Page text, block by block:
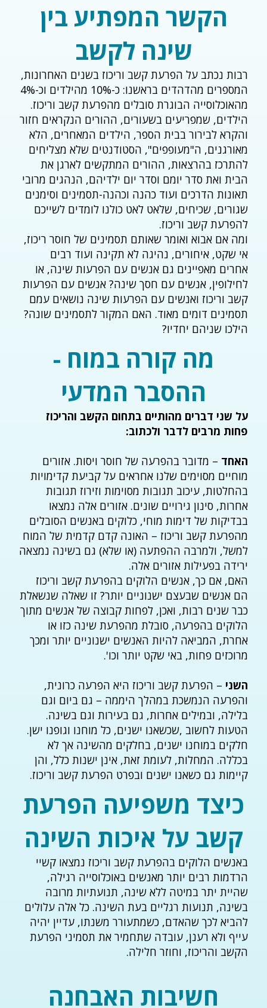
הקשר המפתיע בין
שינה לקשב
רבות נכתב על הפרעת קשב וריכוז בשנים האחרונות,
המספרים מהדהדים בראשנו: כ-10% מהילדים וכ-4%
מהאוכלוסייה הבוגרת סובלים מהפרעת קשב וריכוז.
הילדים, שמפריעים בשעורים, ההורים הנקראים חזור
והקרא לבירור בבית הספר, הילדים המאחרים, הלא
מאורגנים, ה"מעופפים", הסטודנטים שלא מצליחים
להתרכז בהרצאות, ההורים המתקשים לארגן את
הבית ואת סדר יומם וסדר יום ילדיהם, הנהגים מרובי
תאונות הדרכים ועוד כהנה וכהנה-תסמינים וסימנים
שגורים, שכיחים, שלאט לאט כולנו לומדים לשייכם
להפרעת קשב וריכוז.
ומה אם אבוא ואומר שאותם תסמינים של חוסר ריכוז,
אי שקט, איחורים, נהיגה לא תקינה ועוד רבים
אחרים מאפיינים גם אנשים עם הפרעות שינה, או
לחילופין, אנשים עם חסך שינה? אנשים עם הפרעות
קשב וריכוז ואנשים עם הפרעות שינה נושאים עמם
תסמינים דומים מאוד. האם המקור לתסמינים שונה?
הילכו שניהם יחדיו?
מה קורה במוח -
ההסבר המדעי
על שני דברים מהותיים בתחום הקשב והריכוז
פחות מרבים לדבר ולכתוב:
האחד – מדובר בהפרעה של חוסר ויסות. אזורים
מוחיים מסוימים שלנו אחראים על קביעת קדימויות
בהחלטות, עיכוב תגובות מסוימות וזירוז תגובות
אחרות, סינון גירויים שונים. אזורים אלה נמצאו
בבדיקות של דימות מוחי, כלוקים באנשים הסובלים
מהפרעת קשב וריכוז – האונה קדם קדמית של המוח
למשל, ולמרבה ההפתעה (או שלא) גם בשינה נמצאה
ירידה בפעילות אזורים אלה.
האם, אם כך, אנשים הלוקים בהפרעת קשב וריכוז
הם אנשים שבעצם ישנוניים יותר? זו שאלה שנשאלת
כבר שנים רבות, ואכן, לפחות קבוצה של אנשים מתוך
הלוקים בהפרעה, סובלת מהפרעת שינה כזו או
אחרת, המביאה להיות האנשים ישנוניים יותר ומכך
מרוכזים פחות, באי שקט יותר וכו'.
השני – הפרעת קשב וריכוז היא הפרעה כרונית,
והפרעה הנמשכת במהלך היממה – גם ביום וגם
בלילה, ובמילים אחרות, גם בעירות וגם בשינה.
הטעות לחשוב ,שכשאנו ישנים, כל מוחנו וגופנו ישן.
חלקים במוחנו ישנים, בחלקים מהשינה אך לא
בכללה. המחלות, לעומת זאת, אינן ישנות כלל, והן
קיימות גם כשאנו ישנים ובפרט הפרעת קשב וריכוז.
כיצד משפיעה הפרעת
קשב על איכות השינה
באנשים הלוקים בהפרעת קשב וריכוז נמצאו קשיי
הרדמות רבים יותר מאנשים באוכלוסייה רגילה,
שהיית יתר במיטה ללא שינה, תנועתיות מרובה
בשינה, תנועות רגליים בעת השינה. כל אלה עלולים
להביא לכך שהאדם, כשמתעורר משנתו, עדיין יהיה
עייף ולא רענן, עובדה שתחמיר את תסמיני הפרעת
הקשב והריכוז, וחוזר חלילה.
חשיבות האבחנה